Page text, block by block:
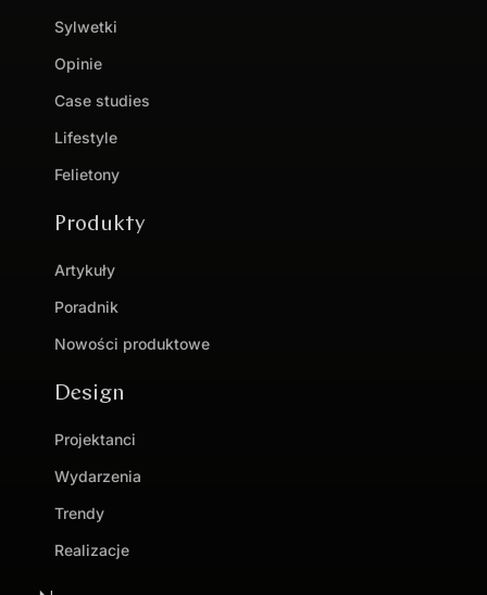
Sylwetki
Opinie
Case studies
Lifestyle
Felietony
Produkty
Artykuły
Poradnik
Nowości produktowe
Design
Projektanci
Wydarzenia
Trendy
Realizacje